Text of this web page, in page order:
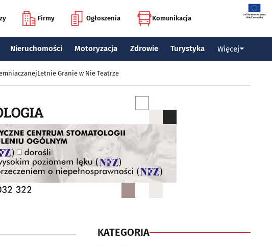
Firmy Ogłoszenia Komunikacja
Nieruchomości Motoryzacja Zdrowie Turystyka Więcej
Letnie Granie w Nie Teatrze
KATEGORIA